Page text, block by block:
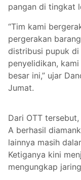
pangan di tingkat
“Tim kami
pergerakan
distribusi pupuk di
penyelidikan,
besar ini,” ujar
Jumat.
Dari OTT
A berhasil
lainnya masih
Ketiganya kini
mengungkap